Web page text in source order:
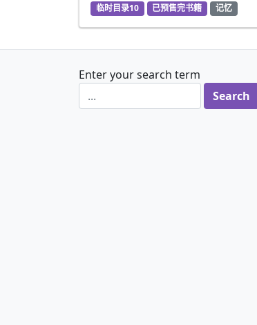
临时目录10 已预售完书籍 记忆
Enter your search term